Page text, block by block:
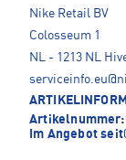
Nike Retail BV
Colosseum 1
NL - 1213 NL
Artikelnummer:
Im Angebot seit